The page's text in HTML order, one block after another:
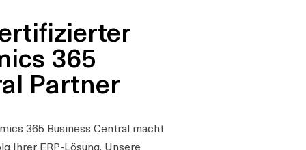
365
Partner
365 Business Central macht
Ihrer ERP-Lösung. Unsere